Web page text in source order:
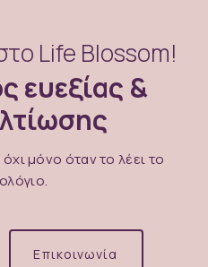
Life Blossom!
ευεξίας &
μόνο όταν το λέει το
Επικοινωνία